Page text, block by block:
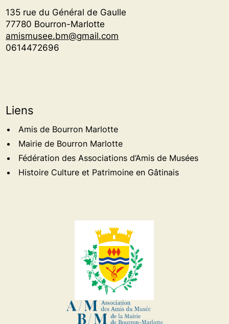
135 rue du Général de Gaulle
77780 Bourron-Marlotte
amismusee.bm@gmail.com
0614472696
Liens
Amis de Bourron Marlotte
Mairie de Bourron Marlotte
Fédération des Associations d’Amis de Musées
Histoire Culture et Patrimoine en Gâtinais